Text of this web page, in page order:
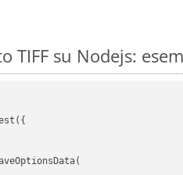
TIFF su Nodejs: